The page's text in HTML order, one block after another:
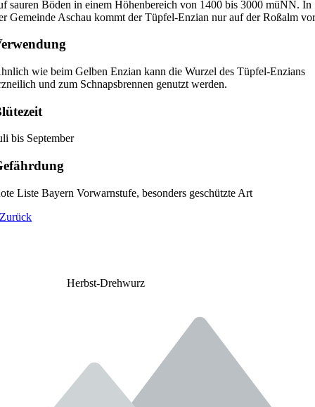
sauren Böden in einem Höhenbereich von 1400 bis 3000 müNN. In
Gemeinde Aschau kommt der Tüpfel-Enzian nur auf der Roßalm
wie beim Gelben Enzian kann die Wurzel des Tüpfel-Enzians
und zum Schnapsbrennen genutzt werden.
bis September
Liste Bayern Vorwarnstufe, besonders geschützte Art
Zurück
Herbst-Drehwurz